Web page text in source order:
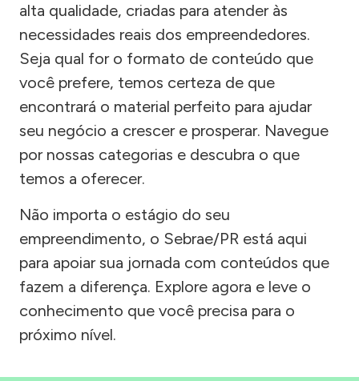
alta qualidade, criadas para atender às
necessidades reais dos empreendedores.
Seja qual for o formato de conteúdo que
você prefere, temos certeza de que
encontrará o material perfeito para ajudar
seu negócio a crescer e prosperar. Navegue
por nossas categorias e descubra o que
temos a oferecer.
Não importa o estágio do seu
empreendimento, o Sebrae/PR está aqui
para apoiar sua jornada com conteúdos que
fazem a diferença. Explore agora e leve o
conhecimento que você precisa para o
próximo nível.